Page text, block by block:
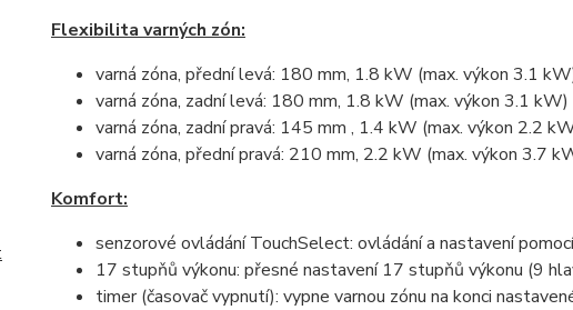
Flexibilita varných zón:
varná zóna, přední levá: 180 mm, 1.8 kW (max. výkon 3.1
varná zóna, zadní levá: 180 mm, 1.8 kW (max. výkon 3.1 kW)
varná zóna, zadní pravá: 145 mm , 1.4 kW (max. výkon 2.2
varná zóna, přední pravá: 210 mm, 2.2 kW (max. výkon 3.7
Komfort:
senzorové ovládání TouchSelect: ovládání a nastavení
17 stupňů výkonu: přesné nastavení 17 stupňů výkonu (9
timer (časovač vypnutí): vypne varnou zónu na konci